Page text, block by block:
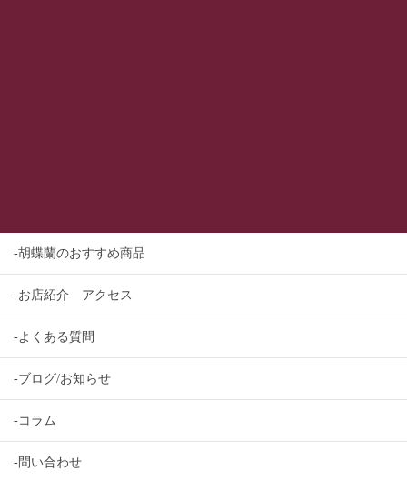
-胡蝶蘭のおすすめ商品
-お店紹介 アクセス
-よくある質問
-ブログ/お知らせ
-コラム
-問い合わせ